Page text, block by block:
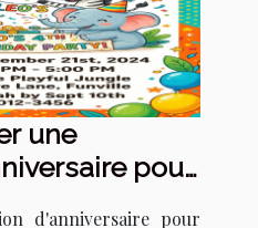
une
pour
d'anniversaire pour